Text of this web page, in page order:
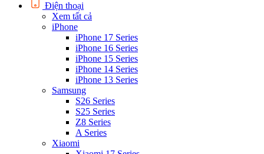
Điện thoại
Xem tất cả
iPhone
iPhone 17 Series
iPhone 16 Series
iPhone 15 Series
iPhone 14 Series
iPhone 13 Series
Samsung
S26 Series
S25 Series
Z8 Series
A Series
Xiaomi